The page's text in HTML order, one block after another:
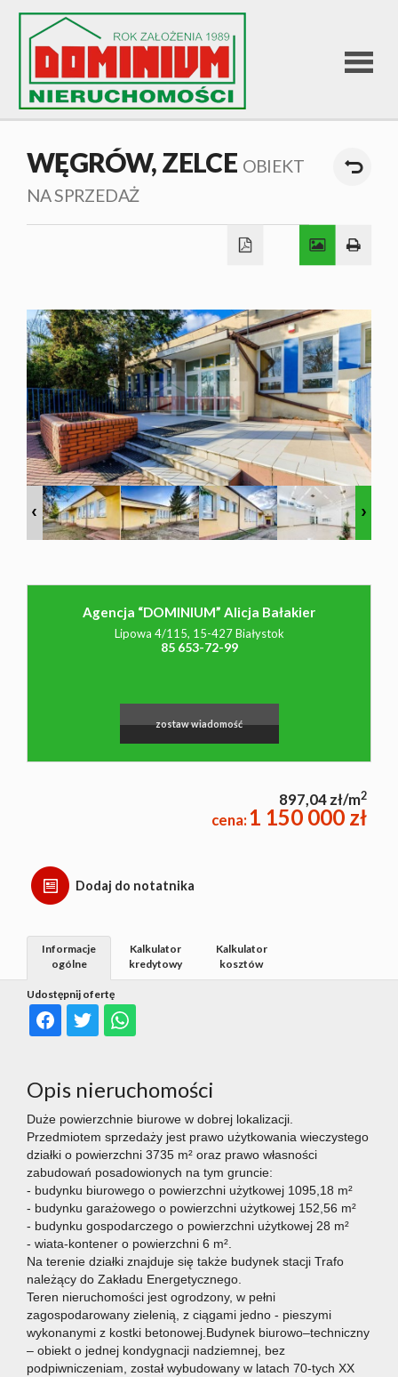
STRONA
OFERTA
OFERTA
NAJMU
O NAS
WĘGRÓW,ZELCE OBIEKT
NA SPRZEDAŻ
Agencja “DOMINIUM” Alicja Bałakier
Lipowa 4/115, 15-427 Białystok
85 653-72-99
zostaw wiadomość
897,04 zł/m2
cena:1 150 000 zł
Dodaj do notatnika
Udostępnij ofertę
Informacje
ogólne
Kalkulator
kredytowy
Kalkulator
kosztów
Opis nieruchomości
Duże powierzchnie biurowe w dobrej lokalizacji.
Przedmiotem sprzedaży jest prawo użytkowania wieczystego
działki o powierzchni 3735 m² oraz prawo własności
zabudowań posadowionych na tym gruncie:
- budynku biurowego o powierzchni użytkowej 1095,18 m²
- budynku garażowego o powierzchni użytkowej 152,56 m²
- budynku gospodarczego o powierzchni użytkowej 28 m²
- wiata-kontener o powierzchni 6 m².
Na terenie działki znajduje się także budynek stacji Trafo
należący do Zakładu Energetycznego.
Teren nieruchomości jest ogrodzony, w pełni
zagospodarowany zielenią, z ciągami jedno - pieszymi
wykonanymi z kostki betonowej.Budynek biurowo–techniczny
– obiekt o jednej kondygnacji nadziemnej, bez
podpiwniczeniam, został wybudowany w latach 70-tych XX